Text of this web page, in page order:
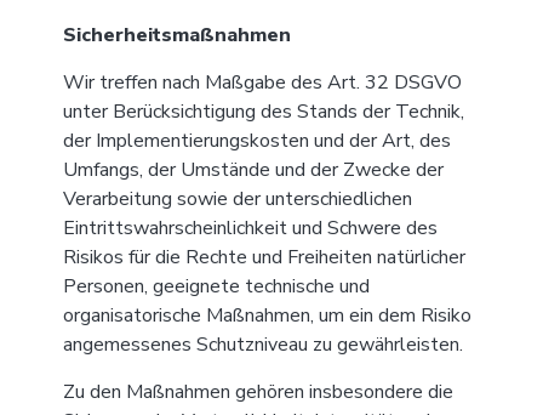
Sicherheitsmaßnahmen
Wir treffen nach Maßgabe des Art. 32 DSGVO
unter Berücksichtigung des Stands der Technik,
der Implementierungskosten und der Art, des
Umfangs, der Umstände und der Zwecke der
Verarbeitung sowie der unterschiedlichen
Eintrittswahrscheinlichkeit und Schwere des
Risikos für die Rechte und Freiheiten natürlicher
Personen, geeignete technische und
organisatorische Maßnahmen, um ein dem Risiko
angemessenes Schutzniveau zu gewährleisten.
Zu den Maßnahmen gehören insbesondere die